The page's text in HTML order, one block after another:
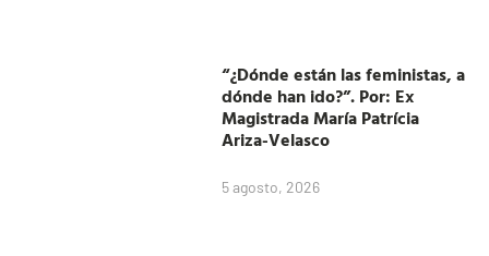
“¿Dónde están las feministas, a
dónde han ido?”. Por: Ex
Magistrada María Patrícia
Ariza-Velasco
5 agosto, 2026